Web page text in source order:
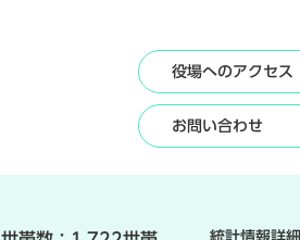
役場へのアクセス
お問い合わせ
統計情報詳細